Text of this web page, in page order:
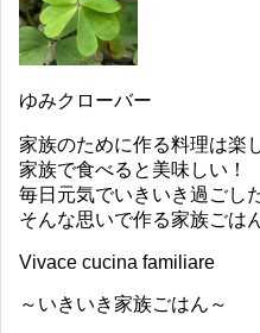
ゆみクローバー
家族のために作る料理は楽
家族で食べると美味しい！
毎日元気でいきいき過ごし
そんな思いで作る家族ごはん
Vivace cucina familiare
～いきいき家族ごはん～